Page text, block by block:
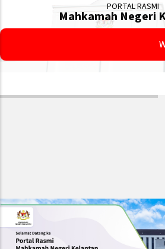
PORTAL RASMI
Mahkamah Negeri